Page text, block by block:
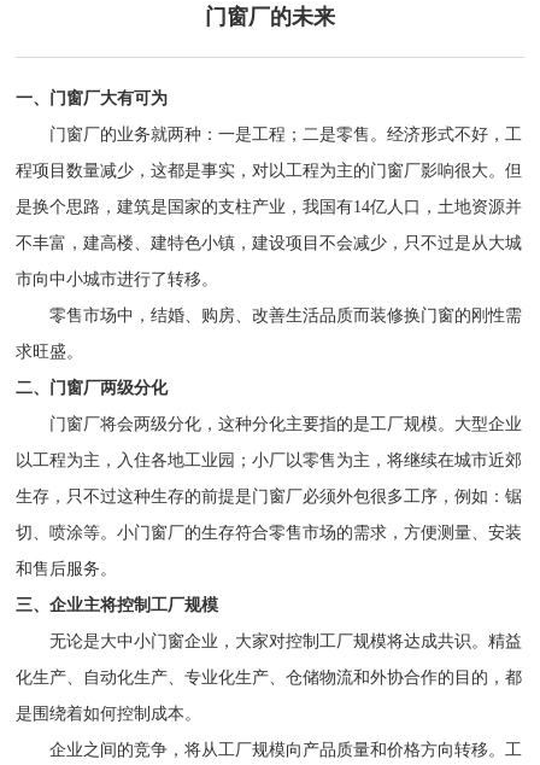
门窗厂的未来
一、门窗厂大有可为
门窗厂的业务就两种：一是工程；二是零售。经济形式不好，工
程项目数量减少，这都是事实，对以工程为主的门窗厂影响很大。但
是换个思路，建筑是国家的支柱产业，我国有14亿人口，土地资源并
不丰富，建高楼、建特色小镇，建设项目不会减少，只不过是从大城
市向中小城市进行了转移。
零售市场中，结婚、购房、改善生活品质而装修换门窗的刚性需
求旺盛。
二、门窗厂两级分化
门窗厂将会两级分化，这种分化主要指的是工厂规模。大型企业
以工程为主，入住各地工业园；小厂以零售为主，将继续在城市近郊
生存，只不过这种生存的前提是门窗厂必须外包很多工序，例如：锯
切、喷涂等。小门窗厂的生存符合零售市场的需求，方便测量、安装
和售后服务。
三、企业主将控制工厂规模
无论是大中小门窗企业，大家对控制工厂规模将达成共识。精益
化生产、自动化生产、专业化生产、仓储物流和外协合作的目的，都
是围绕着如何控制成本。
企业之间的竞争，将从工厂规模向产品质量和价格方向转移。工